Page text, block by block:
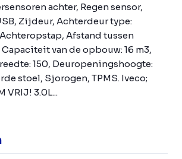
achter, Regen sensor,
Zijdeur, Achterdeur type:
Afstand tussen
van de opbouw: 16 m3,
150, Deuropeningshoogte:
stoel, Sjorogen, TPMS. Iveco;
VRIJ! 3.0L...